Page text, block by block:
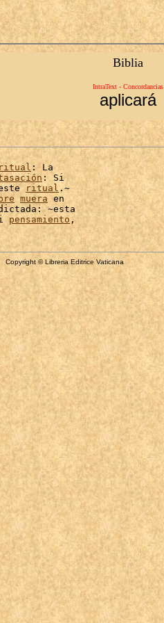
Biblia
IntraText - Concordancias
aplicará
ritual : La
: Si
ritual .~
muera en
~esta
pensamiento
Copyright © Libreria Editrice Vaticana